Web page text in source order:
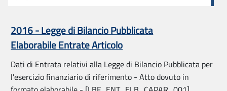
2016 - Legge di Bilancio Pubblicata
Elaborabile Entrate Articolo
Dati di Entrata relativi alla Legge di Bilancio Pubblicata per
l'esercizio finanziario di riferimento - Atto dovuto in